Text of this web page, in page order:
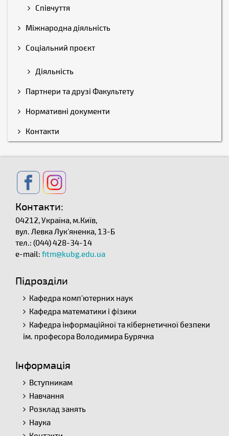
Співчуття
Міжнародна діяльність
Соціальний проєкт
Діяльність
Партнери та друзі Факультету
Нормативні документи
Контакти
Контакти:
04212, Україна, м.Київ,
вул. Левка Лук'яненка, 13-Б
тел.: (044) 428-34-14
e-mail: fitm@kubg.edu.ua
Підрозділи
Кафедра комп'ютерних наук
Кафедра математики і фізики
Кафедра інформаційної та кібернетичної безпеки
ім. професора Володимира Бурячка
Інформація
Вступникам
Навчання
Розклад занять
Наука